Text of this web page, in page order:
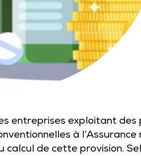
entreprises exploitant
à
calcul de cette provision.